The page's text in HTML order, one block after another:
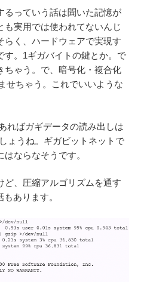
るっていう話は聞いた記憶が
も実用では使われてないんじ
らく、ハードウェアで実現す
す。1ギガバイトの鍵とか。で
ちゃう。で、暗号化・複合化
せちゃう。これでいいような
ればガギデータの読み出しは
ょうね。ギガビットネットで
ならなそうです。
ど、圧縮アルゴリズムを通す
あります。